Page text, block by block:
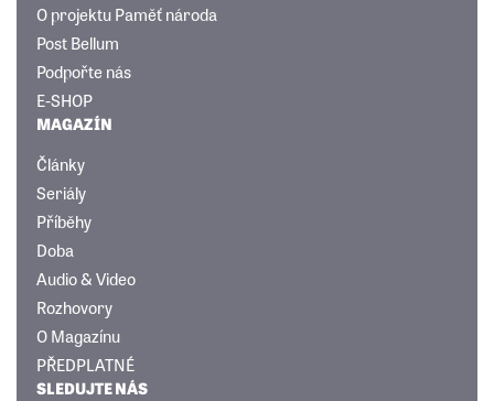
O projektu Paměť národa
Post Bellum
Podpořte nás
E-SHOP
MAGAZÍN
Články
Seriály
Příběhy
Doba
Audio & Video
Rozhovory
O Magazínu
PŘEDPLATNÉ
SLEDUJTE NÁS